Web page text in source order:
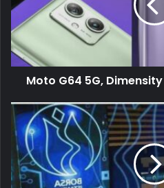
Moto G64 5G,